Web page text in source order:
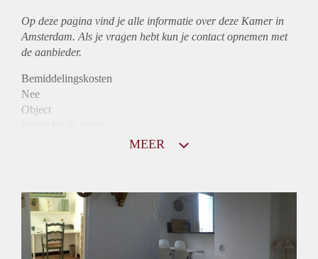
Op deze pagina vind je alle informatie over deze Kamer in
Amsterdam. Als je vragen hebt kun je contact opnemen met
de aanbieder.
Bemiddelingskosten
Nee
Object
Huurtoeslag
Niet mogelijk
Inkomen eis
3,0 X Maandhuur Bruto
MEER